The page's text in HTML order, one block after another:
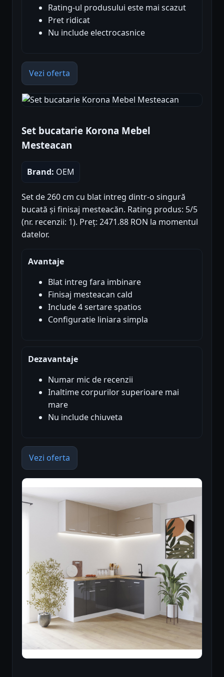
Rating-ul produsului este mai scazut
Pret ridicat
Nu include electrocasnice
Vezi oferta
Set bucatarie Korona Mebel
Mesteacan
Brand: OEM
Set de 260 cm cu blat intreg dintr-o singură
bucată și finisaj mesteacăn. Rating produs: 5/5
(nr. recenzii: 1). Preț: 2471.88 RON la momentul
datelor.
Avantaje
Blat intreg fara imbinare
Finisaj mesteacan cald
Include 4 sertare spatios
Configuratie liniara simpla
Dezavantaje
Numar mic de recenzii
Inaltime corpurilor superioare mai
mare
Nu include chiuveta
Vezi oferta